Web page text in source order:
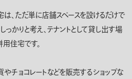
、ただ単に店舗スペースを設けるだけで
っかりと考え、テナントとして貸し出す場
住宅です。
チョコレートなどを販売するショップな